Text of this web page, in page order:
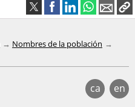
Nombres de la población
ca en